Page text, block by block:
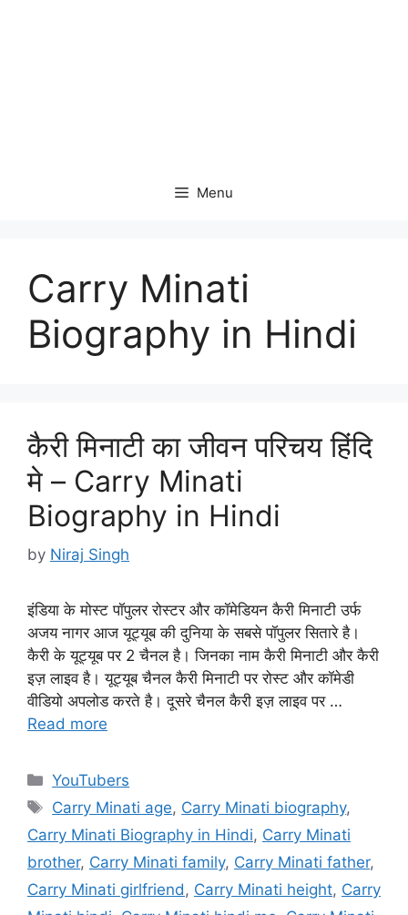
Menu
Carry Minati
Biography in Hindi
कैरी मिनाटी का जीवन परिचय हिंदि
मे – Carry Minati
Biography in Hindi
by Niraj Singh
इंडिया के मोस्ट पॉपुलर रोस्टर और कॉमेडियन कैरी मिनाटी उर्फ
अजय नागर आज यूट्यूब की दुनिया के सबसे पॉपुलर सितारे है।
कैरी के यूट्यूब पर 2 चैनल है। जिनका नाम कैरी मिनाटी और कैरी
इज़ लाइव है। यूट्यूब चैनल कैरी मिनाटी पर रोस्ट और कॉमेडी
वीडियो अपलोड करते है। दूसरे चैनल कैरी इज़ लाइव पर …
Read more
Categories
YouTubers
Tags
Carry Minati age, Carry Minati biography,
Carry Minati Biography in Hindi, Carry Minati
brother, Carry Minati family, Carry Minati father,
Carry Minati girlfriend, Carry Minati height, Carry